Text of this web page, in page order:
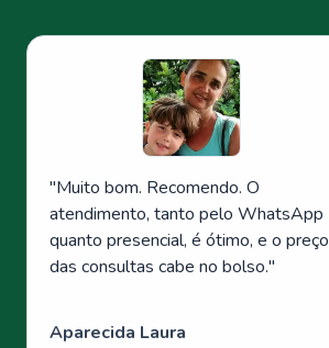
"Muito bom. Recomendo. O
atendimento, tanto pelo WhatsApp
quanto presencial, é ótimo, e o preço
das consultas cabe no bolso."
Aparecida Laura